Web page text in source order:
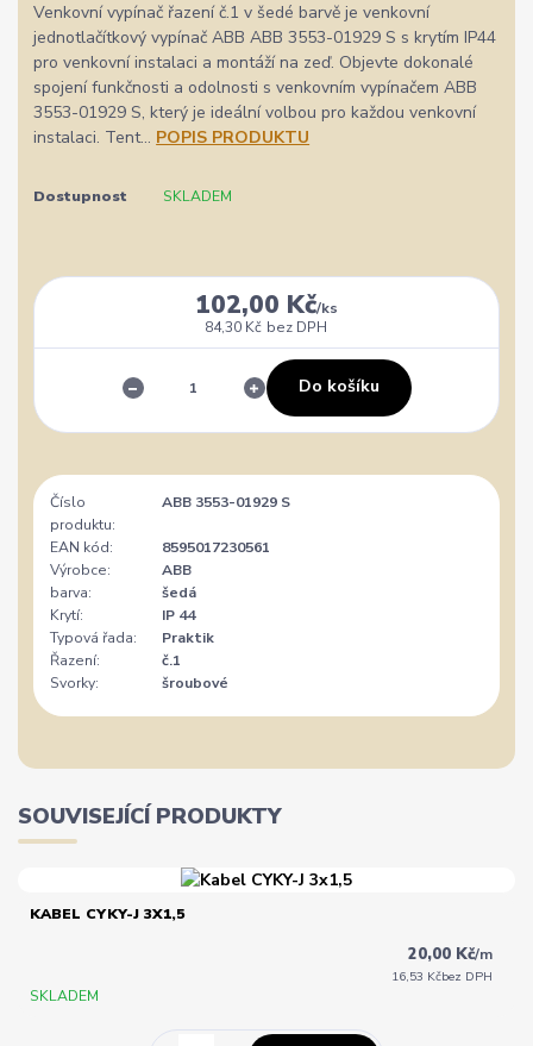
Venkovní vypínač řazení č.1 v šedé barvě je venkovní
jednotlačítkový vypínač ABB ABB 3553-01929 S s krytím IP44
pro venkovní instalaci a montáží na zeď. Objevte dokonalé
spojení funkčnosti a odolnosti s venkovním vypínačem ABB
3553-01929 S, který je ideální volbou pro každou venkovní
instalaci. Tent... POPIS PRODUKTU
Dostupnost SKLADEM
102,00 Kč/ks
84,30 Kč bez DPH
Do košíku
Číslo
produktu:
ABB 3553-01929 S
EAN kód:
8595017230561
Výrobce:
ABB
barva:
šedá
Krytí:
IP 44
Typová řada:
Praktik
Řazení:
č.1
Svorky:
šroubové
SOUVISEJÍCÍ PRODUKTY
KABEL CYKY-J 3X1,5
20,00 Kč/m
16,53 Kčbez DPH
SKLADEM